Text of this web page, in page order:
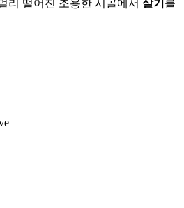
리 떨어진 조용한 시골에서 살기 를